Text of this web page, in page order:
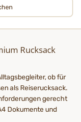
Rucksack
ob für
als Reiserucksack.
gerecht
Dokumente und